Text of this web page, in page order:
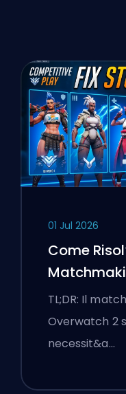
01 Jul 2026
Come
Overwatch
Senso
TL;DR: Il
Overwatch 2
necessit&a…